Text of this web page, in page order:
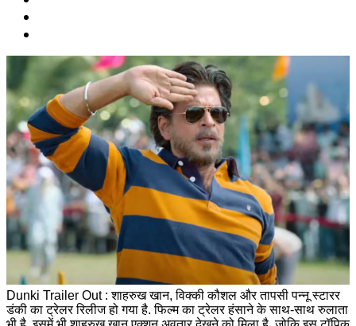
Dunki Trailer Out : शाहरुख खान, विक्की कौशल और तापसी पन्नू स्टारर
डंकी का ट्रेलर रिलीज हो गया है. फिल्म का ट्रेलर हंसाने के साथ-साथ रुलाता